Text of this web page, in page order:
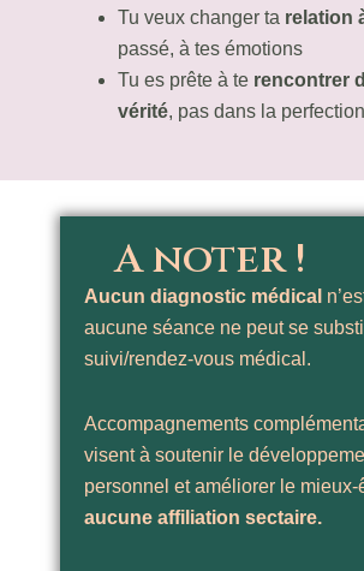
Tu veux changer ta relation
passé, à tes émotions
Tu es prête à te rencontrer
vérité, pas dans la perfection
A noter !
Aucun diagnostic médical
aucune séance ne peut se
suivi/rendez-vous médical.
Accompagnements
visent à soutenir le
personnel et améliorer le mieux-
aucune affiliation sectaire. ⁠ ⁠